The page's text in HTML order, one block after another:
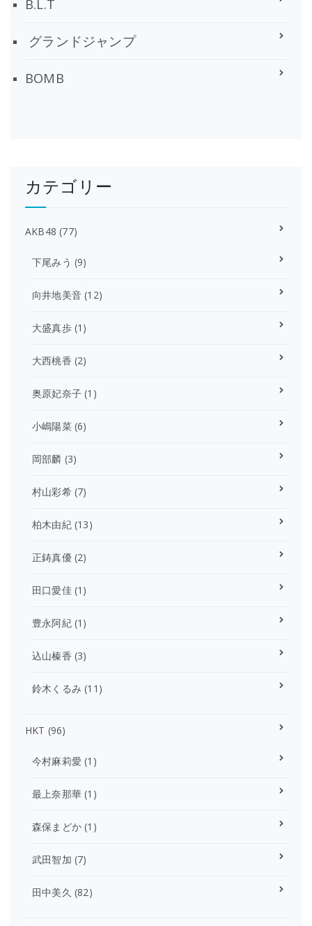
B.L.T
グランドジャンプ
BOMB
カテゴリー
AKB48 (77)
下尾みう (9)
向井地美音 (12)
大盛真歩(1)
大西桃香 (2)
奥原妃奈子 (1)
小嶋陽菜(6)
岡部麟 (3)
村山彩希(7)
柏木由紀(13)
正鋳真優(2)
田口愛佳(1)
豊永阿紀(1)
込山榛香 (3)
鈴木くるみ (11)
HKT (96)
今村麻莉愛 (1)
最上奈那華 (1)
森保まどか (1)
武田智加 (7)
田中美久 (82)